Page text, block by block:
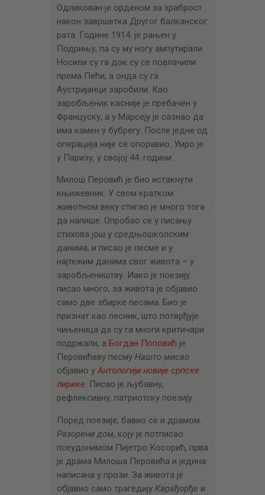
Одликован је орденом за храброст
након завршетка Другог балканског
рата. Године 1914. је рањен у
Подрињу, па су му ногу ампутирали.
Носили су га док су се повлачили
према Пећи, а онда су га
Аустријанци заробили. Као
заробљеник касније је пребачен у
Француску, а у Марсеју је сазнао да
има камен у бубрегу. После једне од
операција није се опоравио. Умро је
у Паризу, у својој 44. години.
Милош Перовић је био истакнути
књижевник. У свом кратком
животном веку стигао је много тога
да напише. Опробао се у писању
стихова још у средњошколским
данима, и писао је песме и у
најтежим данима свог живота – у
заробљеништву. Иако је поезију
писао много, за живота је објавио
само две збирке песама. Био је
признат као песник, што потврђује
чињеница да су га многи критичари
подржали, а Богдан Поповић је
Перовићеву песму Нашто мисао
објавио уАнтологији новије српске
лирике. Писао је љубавну,
рефлексивну, патриотску поезију.
Поред поезије, бавио се и драмом.
Разорени дом, коју је потписао
псеудонимом Пијетро Косорић, прва
је драма Милоша Перовића и једина
написана у прози. За живота је
објавио само трагедију Карађорђе и